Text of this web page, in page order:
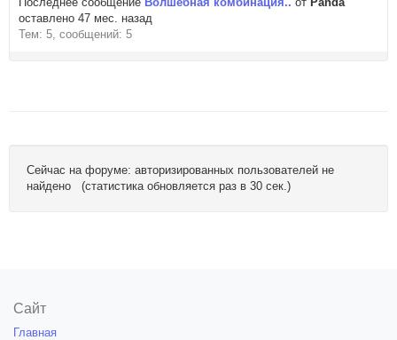
оставлено 47 мес. назад
Тем: 5, сообщений: 5
Сейчас на форуме: авторизированных пользователей не
найдено (статистика обновляется раз в 30 сек.)
Сайт
Главная